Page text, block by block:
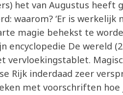
het van Augustus heeft
waarom? ‘Er is werkelijk
magie behekst te
encyclopedie De wereld
vervloekingstablet.
Rijk inderdaad zeer
met voorschriften